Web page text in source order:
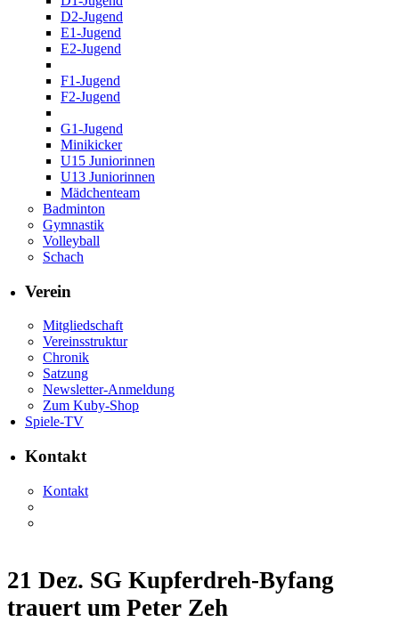
D2-Jugend
E1-Jugend
E2-Jugend
F1-Jugend
F2-Jugend
G1-Jugend
Minikicker
U15 Juniorinnen
U13 Juniorinnen
Mädchenteam
Badminton
Gymnastik
Volleyball
Schach
Verein
Mitgliedschaft
Vereinsstruktur
Chronik
Satzung
Newsletter-Anmeldung
Zum Kuby-Shop
Spiele-TV
Kontakt
Kontakt
21 Dez. SG Kupferdreh-Byfang
trauert um Peter Zeh